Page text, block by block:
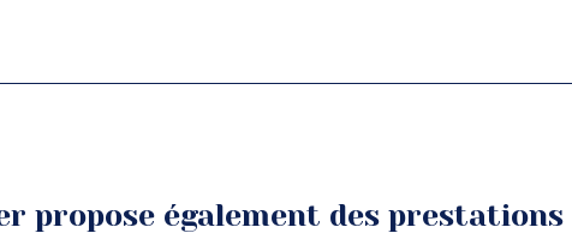
propose également des